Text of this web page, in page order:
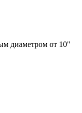
диаметром от 10"